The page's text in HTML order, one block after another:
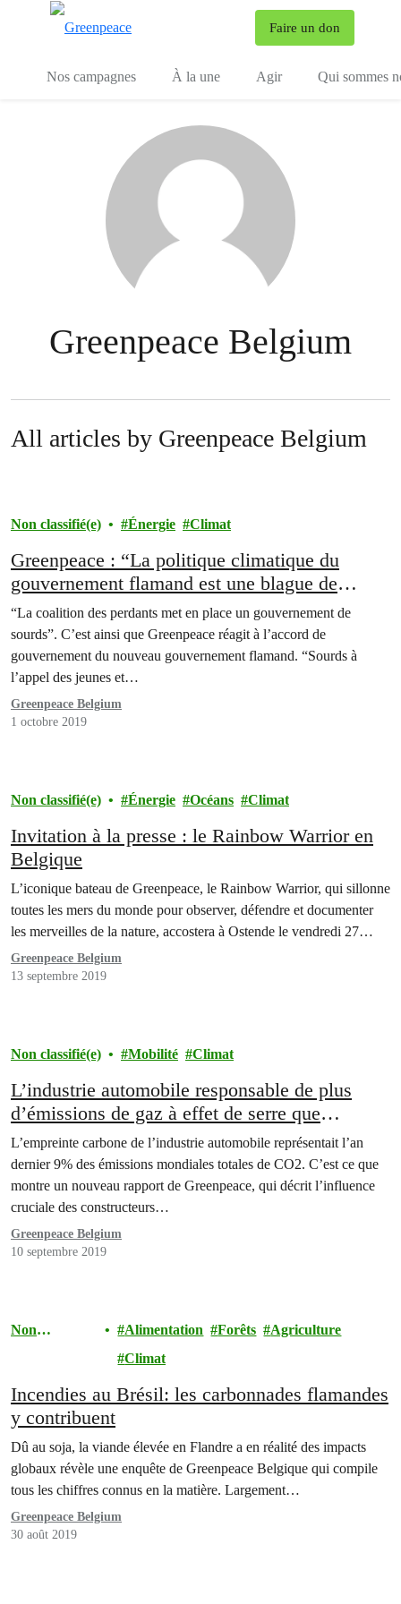
Faire un don
Nos campagnes À la une Agir Qui sommes
Greenpeace Belgium
All articles by Greenpeace Belgium
Non classifié(e) Énergie Climat
Greenpeace : “La politique climatique du
gouvernement flamand est une blague de
mauvais goût”
“La coalition des perdants met en place un gouvernement de
sourds”. C’est ainsi que Greenpeace réagit à l’accord de
gouvernement du nouveau gouvernement flamand. “Sourds à
l’appel des jeunes et…
Greenpeace Belgium
1 octobre 2019
Non classifié(e) Énergie Océans Climat
Invitation à la presse : le Rainbow Warrior en
Belgique
L’iconique bateau de Greenpeace, le Rainbow Warrior, qui sillonne
toutes les mers du monde pour observer, défendre et documenter
les merveilles de la nature, accostera à Ostende le vendredi 27…
Greenpeace Belgium
13 septembre 2019
Non classifié(e) Mobilité Climat
L’industrie automobile responsable de plus
d’émissions de gaz à effet de serre que
l’ensemble de l’UE
L’empreinte carbone de l’industrie automobile représentait l’an
dernier 9% des émissions mondiales totales de CO2. C’est ce que
montre un nouveau rapport de Greenpeace, qui décrit l’influence
cruciale des constructeurs…
Greenpeace Belgium
10 septembre 2019
Non
Alimentation Forêts
Agriculture
Climat
Incendies au Brésil: les carbonnades flamandes
y contribuent
Dû au soja, la viande élevée en Flandre a en réalité des impacts
globaux révèle une enquête de Greenpeace Belgique qui compile
tous les chiffres connus en la matière. Largement…
Greenpeace Belgium
30 août 2019